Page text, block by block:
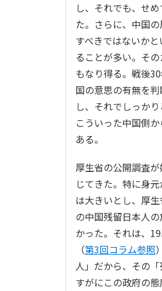
し、それでも、せ
た。さらに、中国
すべきではないか
ることが多い。そ
もなり得る。戦後
国の意思の有無を
し、それでしっか
こういった中国側
ある。
厚生省の公開調査
じてきた。特に身
は大きいとし、厚
の中国残留日本人
かった。それは、
（第3回コラム参照
人」だから、その
すがにこの政府の